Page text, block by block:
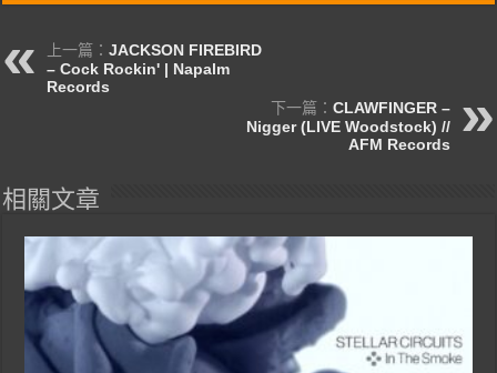
上一篇：JACKSON FIREBIRD
– Cock Rockin' | Napalm
Records
下一篇： CLAWFINGER –
Nigger (LIVE Woodstock) //
AFM Records
相關文章